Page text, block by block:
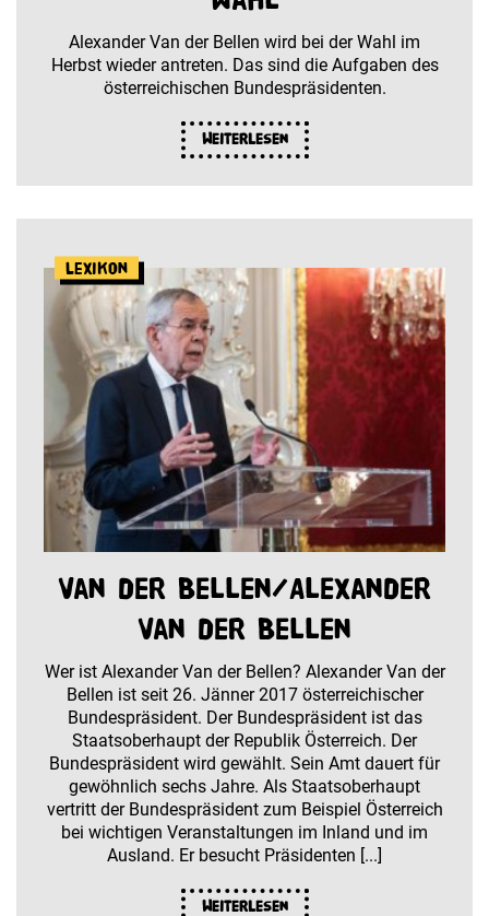
Alexander Van der Bellen wird bei der Wahl im
Herbst wieder antreten. Das sind die Aufgaben des
österreichischen Bundespräsidenten.
Weiterlesen
Lexikon
Van der Bellen/Alexander
Van der Bellen
Wer ist Alexander Van der Bellen? Alexander Van der
Bellen ist seit 26. Jänner 2017 österreichischer
Bundespräsident. Der Bundespräsident ist das
Staatsoberhaupt der Republik Österreich. Der
Bundespräsident wird gewählt. Sein Amt dauert für
gewöhnlich sechs Jahre. Als Staatsoberhaupt
vertritt der Bundespräsident zum Beispiel Österreich
bei wichtigen Veranstaltungen im Inland und im
Ausland. Er besucht Präsidenten [...]
Weiterlesen